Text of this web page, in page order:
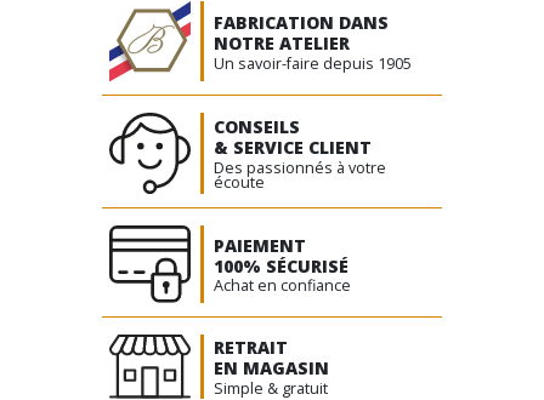
FABRICATION DANS
NOTRE ATELIER
Un savoir-faire depuis 1905
CONSEILS
& SERVICE CLIENT
Des passionnés à votre
écoute
PAIEMENT
100% SÉCURISÉ
Achat en confiance
RETRAIT
EN MAGASIN
Simple & gratuit